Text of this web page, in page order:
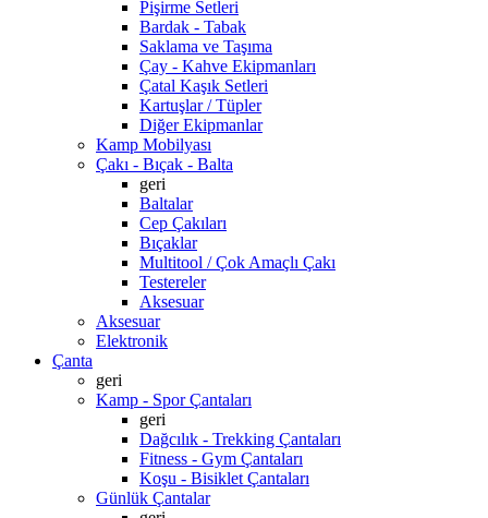
Pişirme Setleri
Bardak - Tabak
Saklama ve Taşıma
Çay - Kahve Ekipmanları
Çatal Kaşık Setleri
Kartuşlar / Tüpler
Diğer Ekipmanlar
Kamp Mobilyası
Çakı - Bıçak - Balta
geri
Baltalar
Cep Çakıları
Bıçaklar
Multitool / Çok Amaçlı Çakı
Testereler
Aksesuar
Aksesuar
Elektronik
Çanta
geri
Kamp - Spor Çantaları
geri
Dağcılık - Trekking Çantaları
Fitness - Gym Çantaları
Koşu - Bisiklet Çantaları
Günlük Çantalar